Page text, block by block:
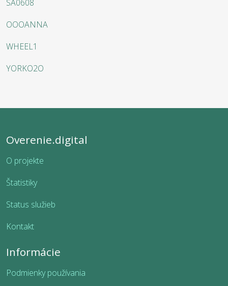
SA0608
OOOANNA
WHEEL1
YORKO2O
Overenie.digital
O projekte
Štatistiky
Status služieb
Kontakt
Informácie
Podmienky používania